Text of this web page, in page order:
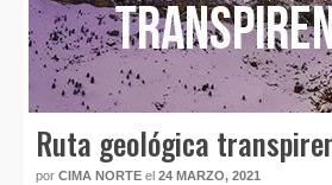
Ruta geológica
por CIMA NORTE el 24 MARZO, 2021